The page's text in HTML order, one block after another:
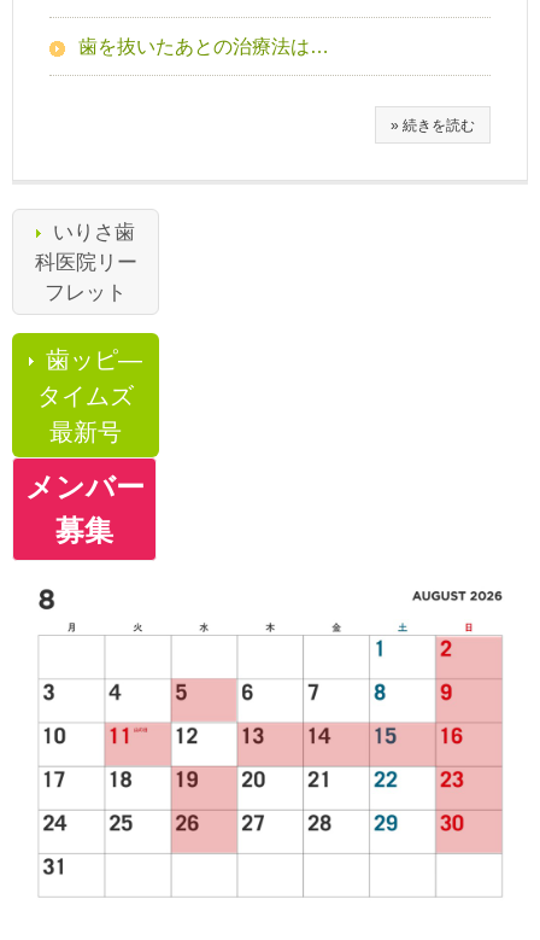
歯を抜いたあとの治療法は…
» 続きを読む
いりさ歯
科医院リー
フレット
歯ッピ―
タイムズ
最新号
メンバー
募集